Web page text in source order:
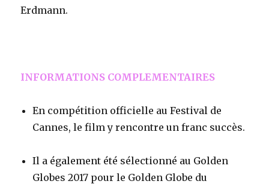
Erdmann.
INFORMATIONS COMPLEMENTAIRES
En compétition officielle au Festival de
Cannes, le film y rencontre un franc succès.
Il a également été sélectionné au Golden
Globes 2017 pour le Golden Globe du